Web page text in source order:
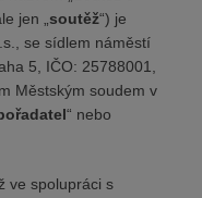
jen „ soutěž“) je
se sídlem náměstí
5, IČO: 25788001,
Městským soudem v
“ nebo
ve spolupráci s